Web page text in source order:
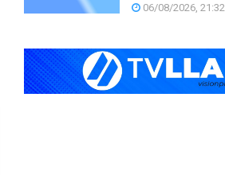
06/08/2026, 21:32